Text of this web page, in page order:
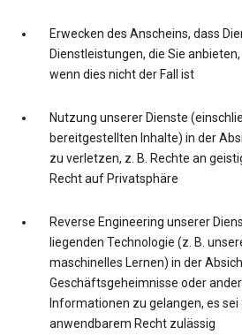
Erwecken des Anscheins, dass
Dienstleistungen, die Sie
wenn dies nicht der Fall ist
Nutzung unserer Dienste
bereitgestellten Inhalte) in der
zu verletzen, z. B. Rechte an
Recht auf Privatsphäre
Reverse Engineering unserer
liegenden Technologie (z. B.
maschinelles Lernen) in der
Geschäftsgeheimnisse oder
Informationen zu gelangen, es sei
anwendbarem Recht zulässig